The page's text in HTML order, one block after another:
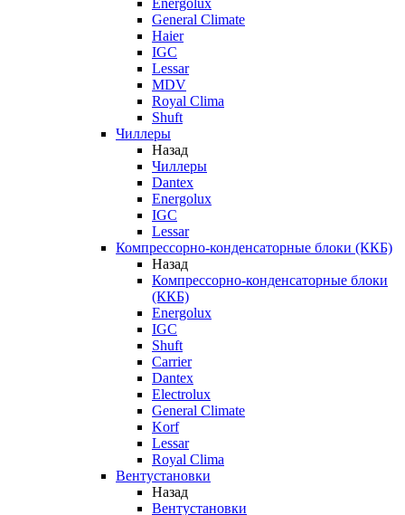
Energolux
General Climate
Haier
IGC
Lessar
MDV
Royal Clima
Shuft
Чиллеры
Назад
Чиллеры
Dantex
Energolux
IGC
Lessar
Компрессорно-конденсаторные блоки (ККБ)
Назад
Компрессорно-конденсаторные блоки
(ККБ)
Energolux
IGC
Shuft
Carrier
Dantex
Electrolux
General Climate
Korf
Lessar
Royal Clima
Вентустановки
Назад
Вентустановки